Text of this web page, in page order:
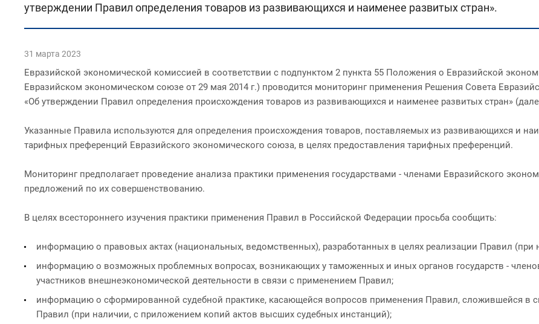
утверждении Правил определения товаров из развивающихся и наименее развитых стран».
31 марта 2023
Евразийской экономической комиссией в соответствии с подпунктом 2 пункта 55 Положения о Евразийской
Евразийском экономическом союзе от 29 мая 2014 г.) проводится мониторинг применения Решения Совета
«Об утверждении Правил определения происхождения товаров из развивающихся и наименее развитых стран»
Указанные Правила используются для определения происхождения товаров, поставляемых из развивающихся и
тарифных преференций Евразийского экономического союза, в целях предоставления тарифных преференций.
Мониторинг предполагает проведение анализа практики применения государствами - членами Евразийского
предложений по их совершенствованию.
В целях всестороннего изучения практики применения Правил в Российской Федерации просьба сообщить:
информацию о правовых актах (национальных, ведомственных), разработанных в целях реализации Правил (при
информацию о возможных проблемных вопросах, возникающих у таможенных и иных органов государств -
участников внешнеэкономической деятельности в связи с применением Правил;
информацию о сформированной судебной практике, касающейся вопросов применения Правил, сложившейся в
Правил (при наличии, с приложением копий актов высших судебных инстанций);